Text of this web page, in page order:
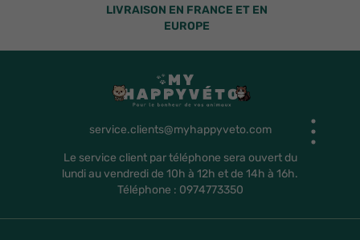
LIVRAISON EN FRANCE ET EN
EUROPE
service.clients@myhappyveto.com
Le service client par téléphone sera ouvert du
lundi au vendredi de 10h à 12h et de 14h à 16h.
Téléphone : 0974773350